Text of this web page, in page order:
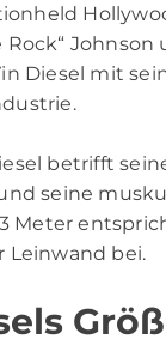
Johnson
Diesel mit
betrifft
seine
Meter
Leinwand bei.